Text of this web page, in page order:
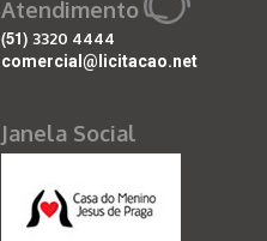
Atendimento
(51) 3320 4444
comercial@licitacao.net
Janela Social